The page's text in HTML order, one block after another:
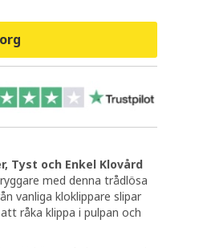
Tyst och Enkel Klovård
med denna trådlösa
vanliga kloklippare slipar
råka klippa i pulpan och